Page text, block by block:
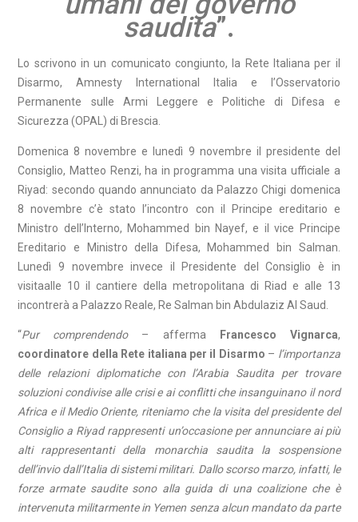
saudita”.
Lo scrivono in un comunicato congiunto, la Rete Italiana per il
Disarmo, Amnesty International Italia e l’Osservatorio
Permanente sulle Armi Leggere e Politiche di Difesa e
Sicurezza (OPAL) di Brescia.
Domenica 8 novembre e lunedì 9 novembre il presidente del
Consiglio, Matteo Renzi, ha in programma una visita ufficiale a
Riyad: secondo quando annunciato da Palazzo Chigi domenica
8 novembre c’è stato l’incontro con il Principe ereditario e
Ministro dell’Interno, Mohammed bin Nayef, e il vice Principe
Ereditario e Ministro della Difesa, Mohammed bin Salman.
Lunedì 9 novembre invece il Presidente del Consiglio è in
visitaalle 10 il cantiere della metropolitana di Riad e alle 13
incontrerà a Palazzo Reale, Re Salman bin Abdulaziz Al Saud.
“Pur comprendendo– afferma Francesco Vignarca,
coordinatore della Rete italiana per il Disarmo – l’importanza
delle relazioni diplomatiche con l’Arabia Saudita per trovare
soluzioni condivise alle crisi e ai conflitti che insanguinano il nord
Africa e il Medio Oriente, riteniamo che la visita del presidente del
Consiglio a Riyad rappresenti un’occasione per annunciare ai più
alti rappresentanti della monarchia saudita la sospensione
dell’invio dall’Italia di sistemi militari. Dallo scorso marzo, infatti, le
forze armate saudite sono alla guida di una coalizione che è
intervenuta militarmente in Yemen senza alcun mandato da parte